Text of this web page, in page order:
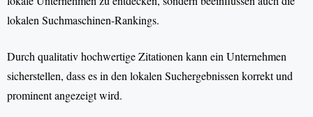
lokalen Suchmaschinen-Rankings.
Durch qualitativ hochwertige Zitationen kann ein Unternehmen
sicherstellen, dass es in den lokalen Suchergebnissen korrekt und
prominent angezeigt wird.